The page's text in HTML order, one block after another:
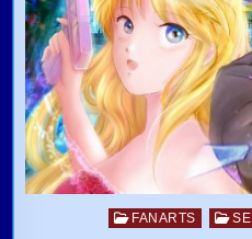
Posted in
FANARTS